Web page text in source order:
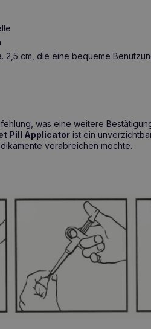
2,5 cm, die eine bequeme
was eine weitere
Pill Applicator ist ein
verabreichen möchte.